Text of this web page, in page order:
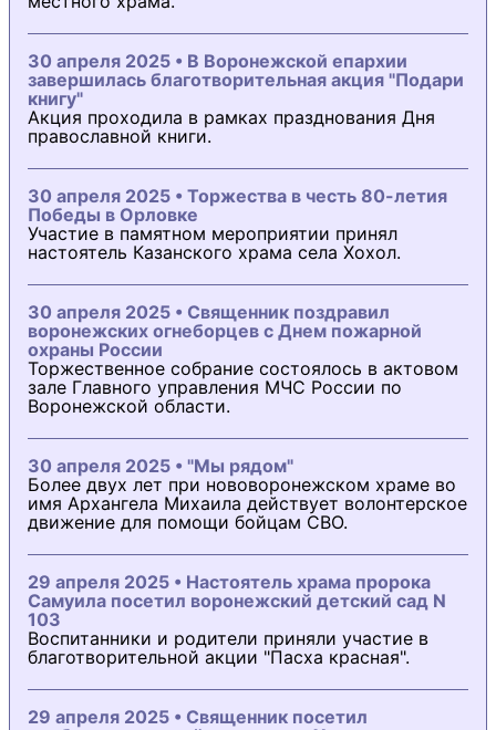
30 апреля 2025 • В Воронежской епархии
завершилась благотворительная акция "Подари
книгу"
Акция проходила в рамках празднования Дня
православной книги.
30 апреля 2025 • Торжества в честь 80-летия
Победы в Орловке
Участие в памятном мероприятии принял
настоятель Казанского храма села Хохол.
30 апреля 2025 • Священник поздравил
воронежских огнеборцев с Днем пожарной
охраны России
Торжественное собрание состоялось в актовом
зале Главного управления МЧС России по
Воронежской области.
30 апреля 2025 • "Мы рядом"
Более двух лет при нововоронежском храме во
имя Архангела Михаила действует волонтерское
движение для помощи бойцам СВО.
29 апреля 2025 • Настоятель храма пророка
Самуила посетил воронежский детский сад N
103
Воспитанники и родители приняли участие в
благотворительной акции "Пасха красная".
29 апреля 2025 • Священник посетил